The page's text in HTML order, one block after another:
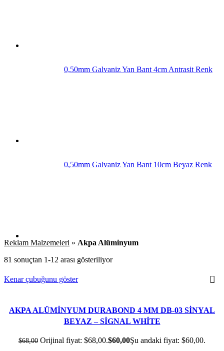
0,50mm Galvaniz Yan Bant 4cm Antrasit Renk
0,50mm Galvaniz Yan Bant 10cm Beyaz Renk
Reklam Malzemeleri » Akpa Alüminyum
81 sonuçtan 1-12 arası gösteriliyor
Kenar çubuğunu göster
- 12%
AKPA ALÜMİNYUM DURABOND 4 MM DB-03 SİNYAL
BEYAZ – SİGNAL WHİTE
$68,00 Orijinal fiyat: $68,00.$60,00Şu andaki fiyat: $60,00.